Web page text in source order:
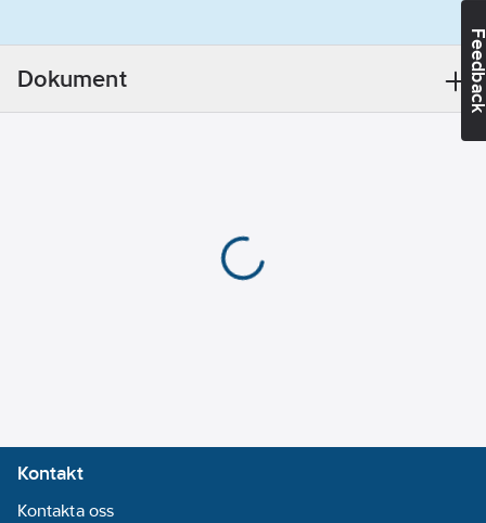
Dokument
Kontakt
Kontakta oss